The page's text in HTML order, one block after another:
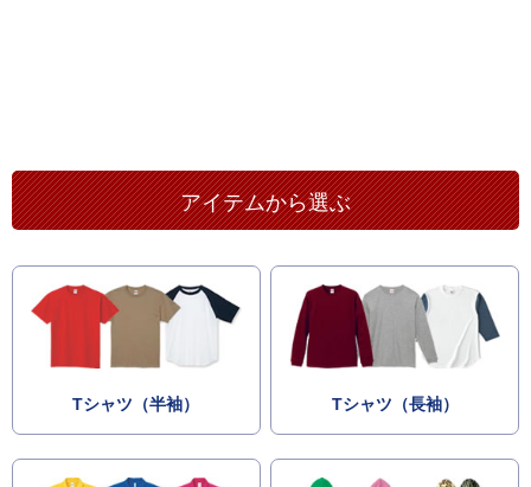
アイテムから選ぶ
Tシャツ（半袖） Tシャツ（長袖）